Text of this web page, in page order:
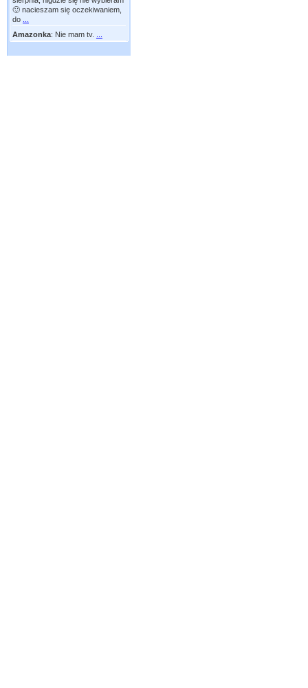
🙂 nacieszam się oczekiwaniem,
do
Amazonka: Nie mam tv.